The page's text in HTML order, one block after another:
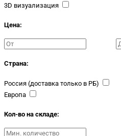
3D визуализация
Цена:
Страна:
Россия (доставка только в РБ)
Европа
Кол-во на складе: